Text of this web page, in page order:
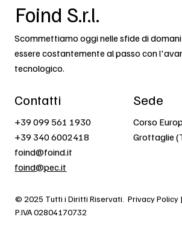
Foind S.r.l.
Scommettiamo oggi nelle sfide di
essere costantemente al passo con
tecnologico.
Contatti
+39 099 561 1930
+39 340 6002418
foind@foind.it
foind@pec.it
Sede
Corso
Grottaglie
© 2025 Tutti i Diritti Riservati. Privacy Policy
P.IVA 02804170732